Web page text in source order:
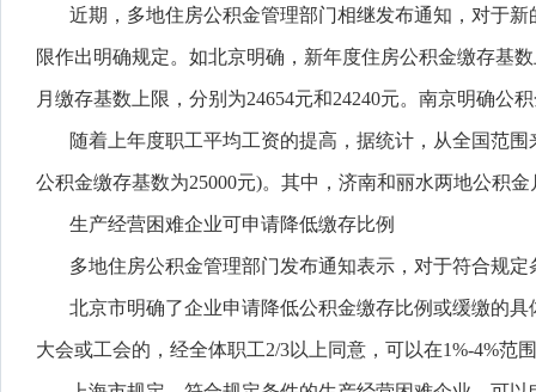
近期，多地住房公积金管理部门相继发布通知，对于
限作出明确规定。如北京明确，新年度住房公积金缴存基
月缴存基数上限，分别为24654元和24240元。南京明确公
随着上年度职工平均工资的提高，据统计，从全国范
公积金缴存基数为25000元)。其中，济南和丽水两地公积
生产经营困难企业可申请降低缴存比例
多地住房公积金管理部门发布通知表示，对于符合规
北京市明确了企业申请降低公积金缴存比例或缓缴的
大会或工会的，经全体职工2/3以上同意，可以在1%-4%范